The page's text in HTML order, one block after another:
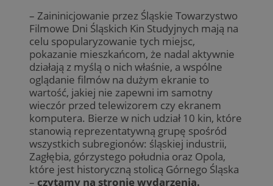
– Zaininicjowanie przez Śląskie Towarzystwo
Filmowe Dni Śląskich Kin Studyjnych mają na
celu spopularyzowanie tych miejsc,
pokazanie mieszkańcom, że nadal aktywnie
działają z myślą o nich właśnie, a wspólne
oglądanie filmów na dużym ekranie to
wartość, jakiej nie zapewni im samotny
wieczór przed telewizorem czy ekranem
komputera. Bierze w nich udział 10 kin, które
stanowią reprezentatywną grupę spośród
wszystkich subregionów: śląskiej industrii,
Zagłębia, górzystego południa oraz Opola,
które jest historyczną stolicą Górnego Śląska
– czytamy na stronie wydarzenia.